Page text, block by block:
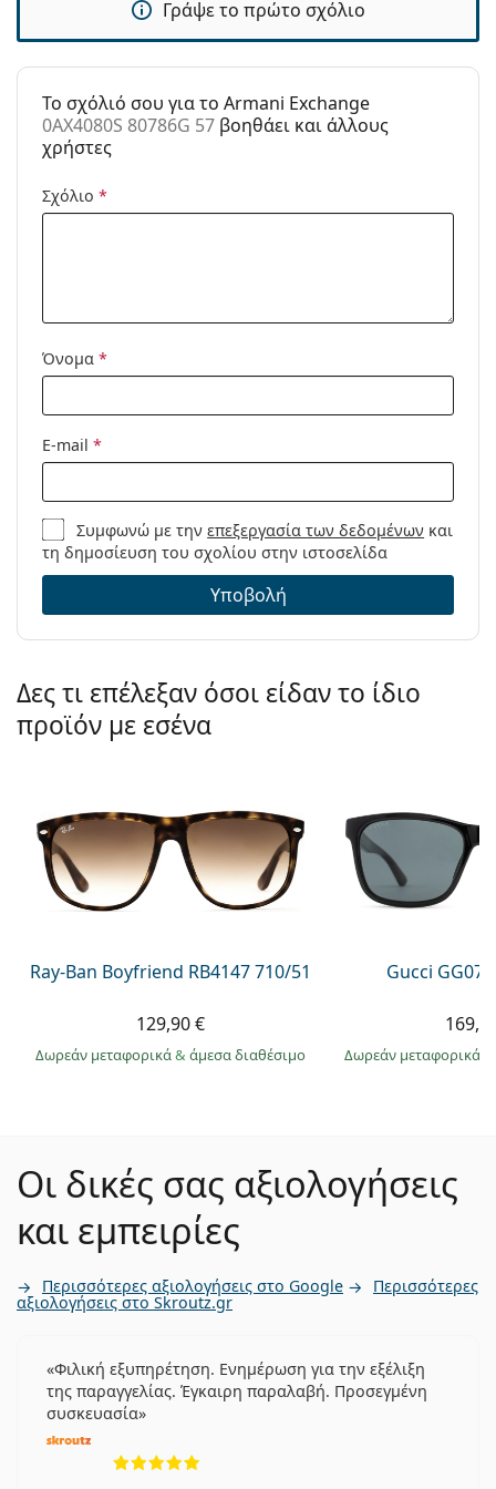
Armani Exchange
Χρήση:
Μόδα
Προϊόντος /
Μοντέλο:
0AX4080S 80786G 57
συνταγή:
Γράψε το πρώτο σχόλιο
To σχόλιό σου για το Armani Exchange
0AX4080S 80786G 57 βοηθάει και άλλους
χρήστες
Σχόλιο *
Όνομα *
E-mail *
Συμφωνώ με τηνεπεξεργασία των δεδομένων και
τη δημοσίευση του σχολίου στην ιστοσελίδα
Υποβολή
Δες τι επέλεξαν όσοι είδαν το ίδιο
προϊόν με εσένα
Ray-Ban Boyfriend RB4147 710/51
129,90 €
Δωρεάν μεταφορικά& άμεσα διαθέσιμο
Gucci
Δωρεάν μεταφορικά
Οι δικές σας αξιολογήσεις
και εμπειρίες
Περισσότερες αξιολογήσεις στο Google Περισσότερες
αξιολογήσεις στο Skroutz.gr
Φιλική εξυπηρέτηση. Ενημέρωση για την εξέλιξη
της παραγγελίας. Έγκαιρη παραλαβή. Προσεγμένη
συσκευασία